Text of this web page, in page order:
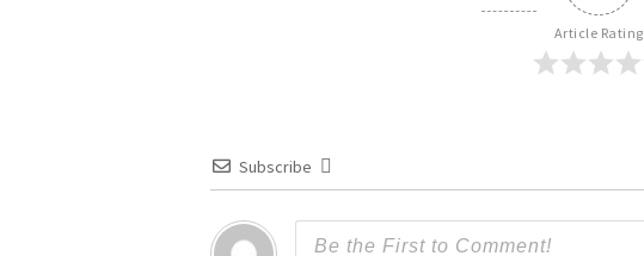
Article Rating
Subscribe